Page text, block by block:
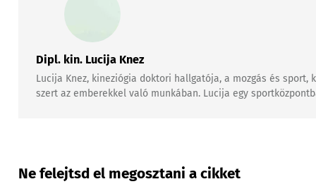
Dipl. kin. Lucija Knez
Lucija Knez, kineziógia doktori hallgatója, a mozgás és
szert az emberekkel való munkában. Lucija egy
Ne felejtsd el megosztani a cikket